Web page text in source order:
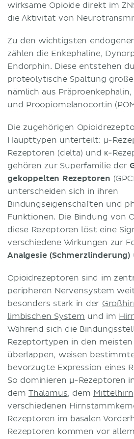
wirksame Opioide direkt im
die Aktivität von
Zu den wichtigsten
zählen die Enkephaline,
Endorphin. Diese entstehen
proteolytische Spaltung
nämlich aus
und Proopiomelanocortin
Die zugehörigen
Haupttypen unterteilt: μ-
Rezeptoren (delta) und κ-
gehören zur Superfamilie der
gekoppelten Rezeptoren
unterscheiden sich in ihren
Bindungseigenschaften und
Funktionen. Die Bindung von
diese Rezeptoren löst eine
verschiedene Wirkungen zur
Analgesie (Schmerzlinderung)
Opioidrezeptoren sind im
peripheren Nervensystem
besonders stark in der
limbischen System und im
Während sich die
Rezeptortypen in den
überlappen, weisen
bevorzugte Expression eines
So dominieren μ-Rezeptoren
dem Thalamus, dem Mittelhirn
verschiedenen
Rezeptoren im basalen
Rezeptoren kommen vor